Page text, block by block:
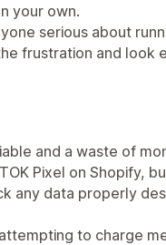
your own.
serious about
frustration and look
and a waste of
Pixel on Shopify,
any data properly
to charge